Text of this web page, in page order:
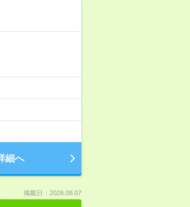
細へ
掲載日：2026.08.07